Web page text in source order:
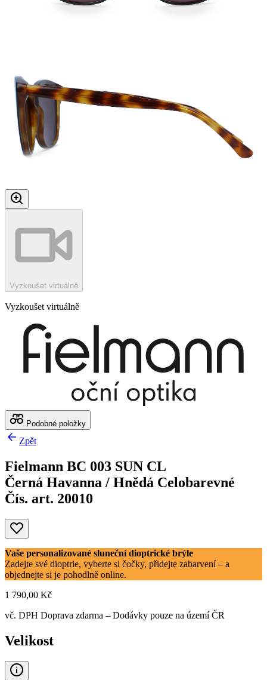
Vyzkoušet virtuálně
Vyzkoušet virtuálně
Podobné položky
Zpět
Fielmann BC 003 SUN CL
Černá Havanna / Hnědá Celobarevné
Čís. art. 20010
Vaše personalizované sluneční dioptrické brýle
Zadejte své dioptrie, vyberte si čočky, přidejte zabarvení – a
objednejte si je pohodlně online.
1 790,00 Kč
vč. DPH Doprava zdarma – Dodávky pouze na území ČR
Velikost